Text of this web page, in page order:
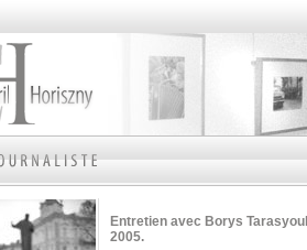
Entretien avec Borys
2005.